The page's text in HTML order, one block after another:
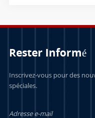
Rester Informé
Inscrivez-vous pour des
spéciales.